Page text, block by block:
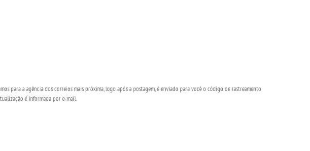
para a agência dos correios mais próxima, logo após a postagem, é enviado para você o código de rastreamento
é informada por e-mail.